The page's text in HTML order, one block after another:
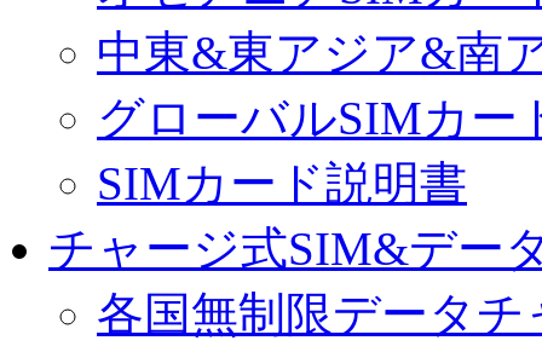
中東&東アジア&南
グローバルSIMカー
SIMカード説明書
チャージ式SIM&デー
各国無制限データチ